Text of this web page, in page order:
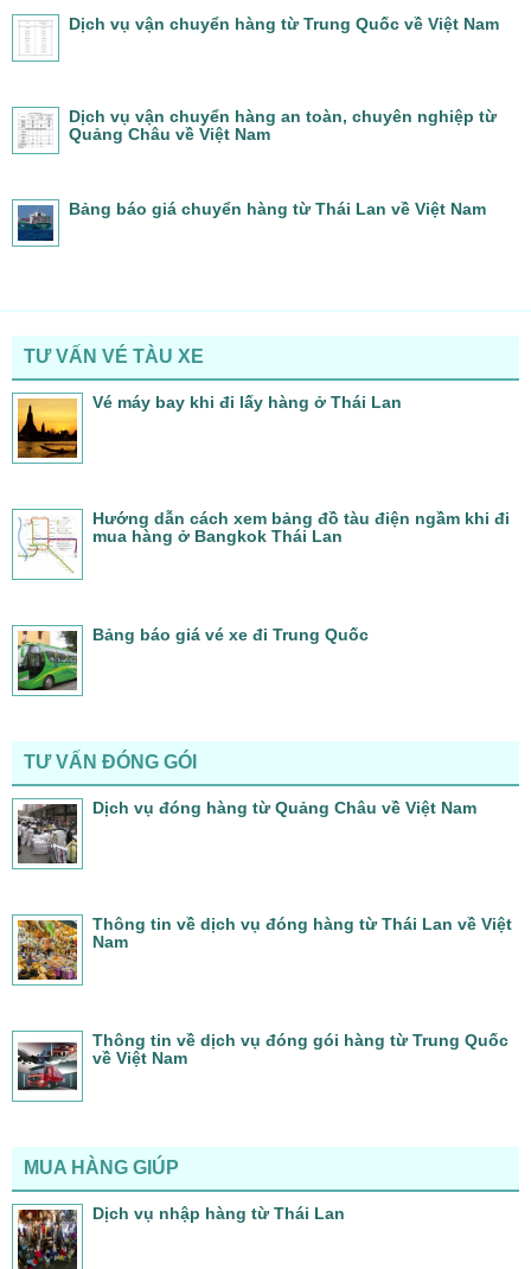
Dịch vụ vận chuyển hàng từ Trung Quốc về Việt Nam
Dịch vụ vận chuyển hàng an toàn, chuyên nghiệp từ
Quảng Châu về Việt Nam
Bảng báo giá chuyển hàng từ Thái Lan về Việt Nam
TƯ VẤN VÉ TÀU XE
Vé máy bay khi đi lấy hàng ở Thái Lan
Hướng dẫn cách xem bảng đồ tàu điện ngầm khi đi
mua hàng ở Bangkok Thái Lan
Bảng báo giá vé xe đi Trung Quốc
TƯ VẤN ĐÓNG GÓI
Dịch vụ đóng hàng từ Quảng Châu về Việt Nam
Thông tin về dịch vụ đóng hàng từ Thái Lan về Việt
Nam
Thông tin về dịch vụ đóng gói hàng từ Trung Quốc
về Việt Nam
MUA HÀNG GIÚP
Dịch vụ nhập hàng từ Thái Lan